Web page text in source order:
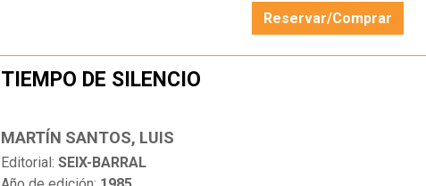
Reservar/Comprar
TIEMPO DE SILENCIO
MARTÍN SANTOS, LUIS
Editorial: SEIX-BARRAL